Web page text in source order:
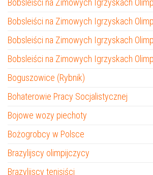
Bobsleiści na Zimowych Igrzyskach
Bobsleiści na Zimowych Igrzyskach
Bobsleiści na Zimowych Igrzyskach
Bobsleiści na Zimowych Igrzyskach
Boguszowice (Rybnik)
Bohaterowie Pracy Socjalistycznej
Bojowe wozy piechoty
Bożogrobcy w Polsce
Brazylijscy olimpijczycy
Brazylijscy tenisiści